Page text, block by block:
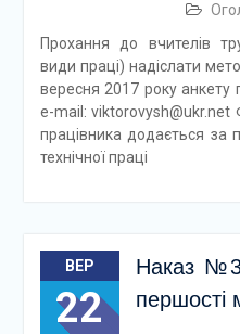
Прохання до вчителів
види праці) надіслати
вересня 2017 року анкету
e-mail: viktorovysh@ukr.net
працівника додається за
технічної праці
ВЕР
22
Наказ
першості